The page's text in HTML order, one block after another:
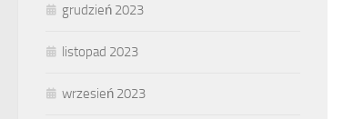
grudzień 2023
listopad 2023
wrzesień 2023